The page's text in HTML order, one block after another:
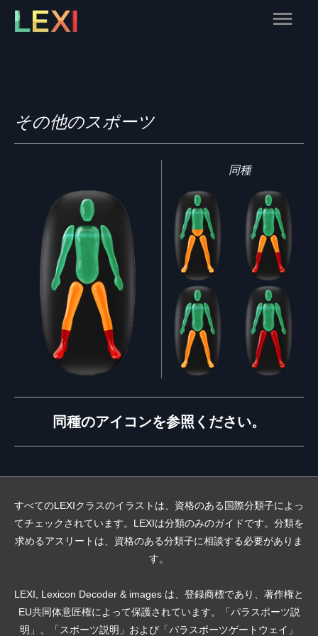
Skip
Main
その他のスポーツ
同種
同種のアイコンを参照ください。
すべてのLEXIクラスのイラストは、資格のある国際分類子によっ
てチェックされています。LEXIは分類のみのガイドです。分類を
求めるアスリートは、資格のある分類子に相談する必要がありま
す。
LEXI, Lexicon Decoder & images は、登録商標であり、著作権と
EU共同体意匠権によって保護されています。「パラスポーツ説
明」、「スポーツ説明」および「パラスポーツゲートウェイ」